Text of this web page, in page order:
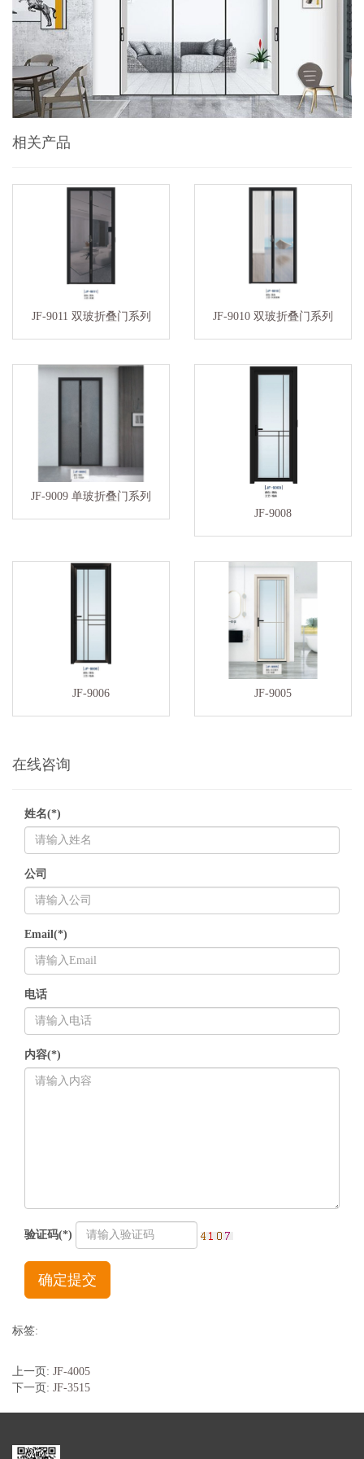
相关产品
JF-9011 双玻折叠门系列 JF-9010 双玻折叠门系列
JF-9009 单玻折叠门系列
JF-9008
JF-9006 JF-9005
在线咨询
姓名(*)
公司
Email(*)
电话
内容(*)
验证码(*)
确定提交
标签:
上一页: JF-4005
下一页: JF-3515